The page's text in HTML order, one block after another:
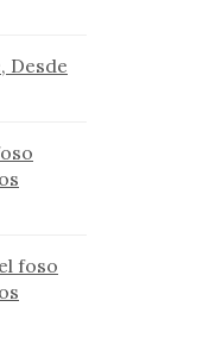
Desde
foso